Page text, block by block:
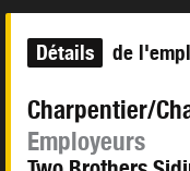
Détails de
Charpentier/
Employeurs